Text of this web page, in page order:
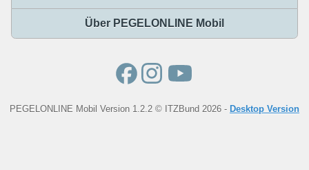
Über PEGELONLINE Mobil
PEGELONLINE Mobil Version 1.2.2 © ITZBund 2026 - Desktop Version